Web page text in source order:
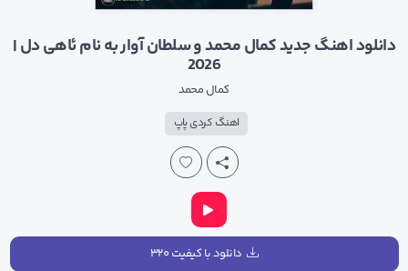
دانلود اهنگ جدید کمال محمد و سلطان آوار به نام ئاهی دل |
2026
کمال محمد
اهنگ کردی پاپ
دانلود با کیفیت ۳۲۰